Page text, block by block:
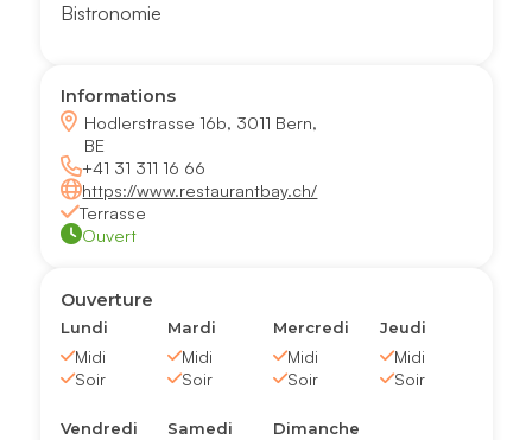
Bistronomie
Informations
Hodlerstrasse 16b, 3011 Bern,
BE
+41 31 311 16 66
https://www.restaurantbay.ch/
Terrasse
Ouvert
Ouverture
Lundi
Midi
Soir
Mardi
Midi
Soir
Mercredi
Midi
Soir
Jeudi
Midi
Soir
Vendredi Samedi Dimanche